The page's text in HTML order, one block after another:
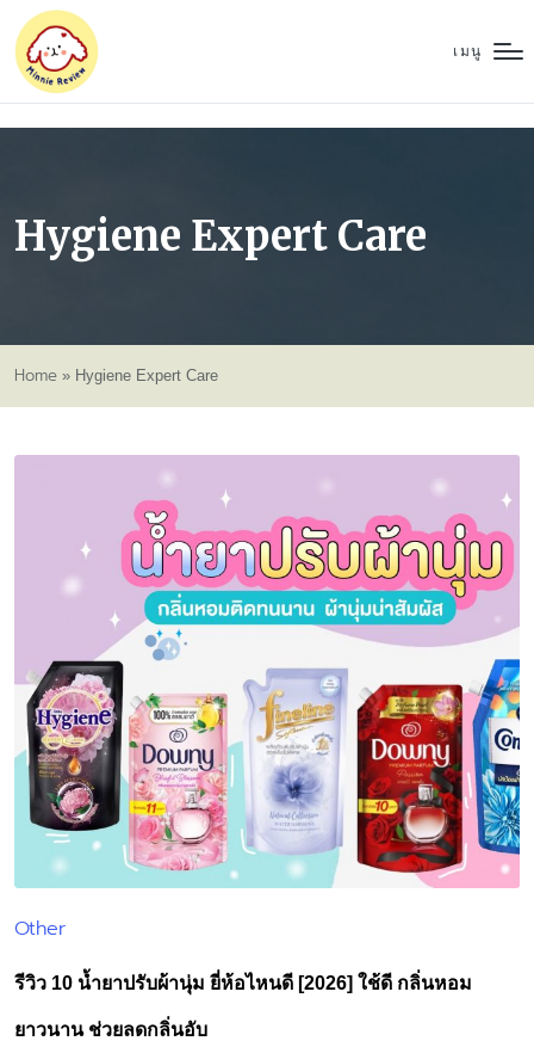
เมนู
Hygiene Expert Care
Home » Hygiene Expert Care
Posted
Other
รีวิว 10 น้ำยาปรับผ้านุ่ม ยี่ห้อไหนดี [2026] ใช้ดี กลิ่นหอม
ยาวนาน ช่วยลดกลิ่นอับ